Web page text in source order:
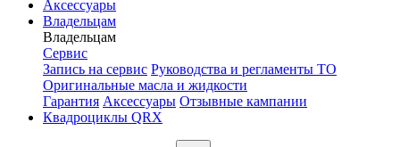
Аксессуары
Владельцам
Владельцам
Сервис
Запись на сервис Руководства и регламенты ТО
Оригинальные масла и жидкости
Гарантия Аксессуары Отзывные кампании
Квадроциклы QRX